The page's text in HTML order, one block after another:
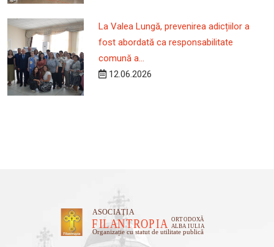
La Valea Lungă, prevenirea adicțiilor a
fost abordată ca responsabilitate
comună a...
12.06.2026